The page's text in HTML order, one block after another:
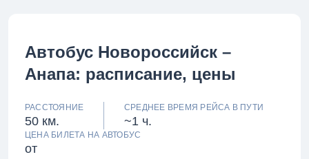
Автобус Новороссийск –
Анапа: расписание, цены
РАССТОЯНИЕ
50 км.
СРЕДНЕЕ ВРЕМЯ РЕЙСА В ПУТИ
~1 ч.
ЦЕНА БИЛЕТА НА АВТОБУС
от